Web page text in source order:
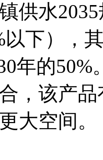
供水
下），
年的
，该产
大空间。